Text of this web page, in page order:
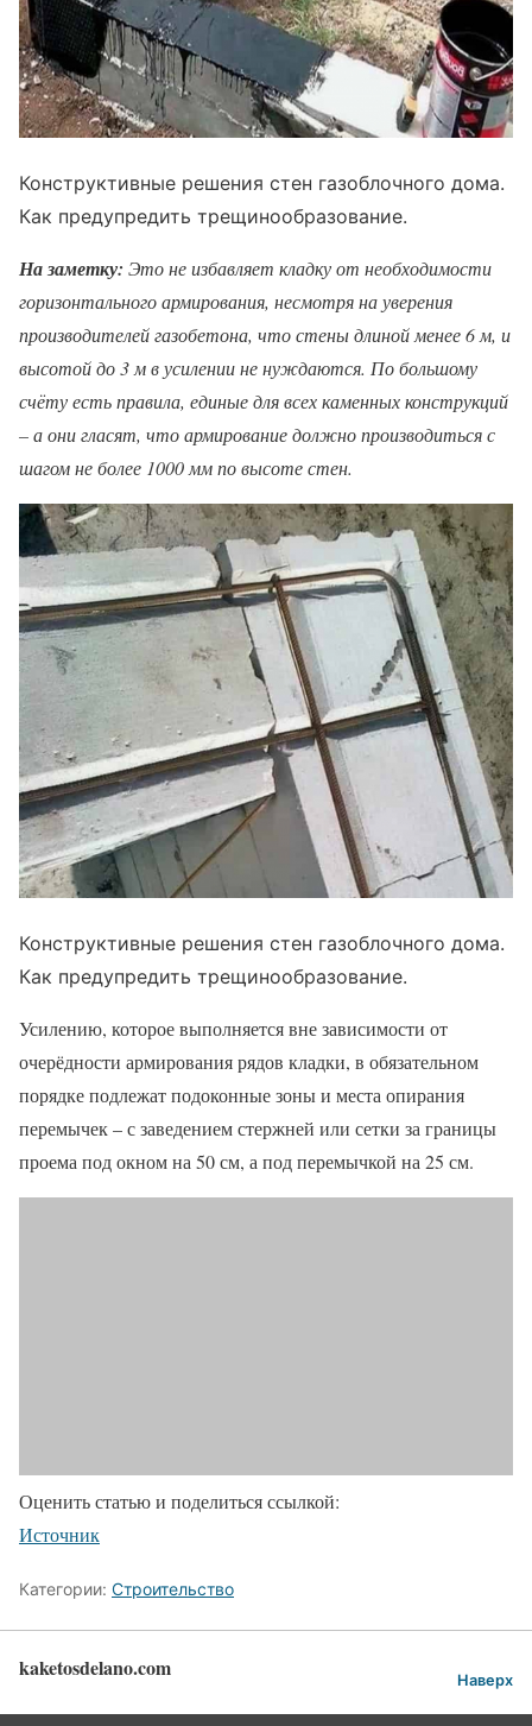
Конструктивные решения стен газоблочного дома.
Как предупредить трещинообразование.
На заметку: Это не избавляет кладку от необходимости
горизонтального армирования, несмотря на уверения
производителей газобетона, что стены длиной менее 6 м, и
высотой до 3 м в усилении не нуждаются. По большому
счёту есть правила, единые для всех каменных конструкций
– а они гласят, что армирование должно производиться с
шагом не более 1000 мм по высоте стен.
Конструктивные решения стен газоблочного дома.
Как предупредить трещинообразование.
Усилению, которое выполняется вне зависимости от
очерёдности армирования рядов кладки, в обязательном
порядке подлежат подоконные зоны и места опирания
перемычек – с заведением стержней или сетки за границы
проема под окном на 50 см, а под перемычкой на 25 см.
Оценить статью и поделиться ссылкой:
Источник
Категории: Строительство
kaketosdelano.com Наверх